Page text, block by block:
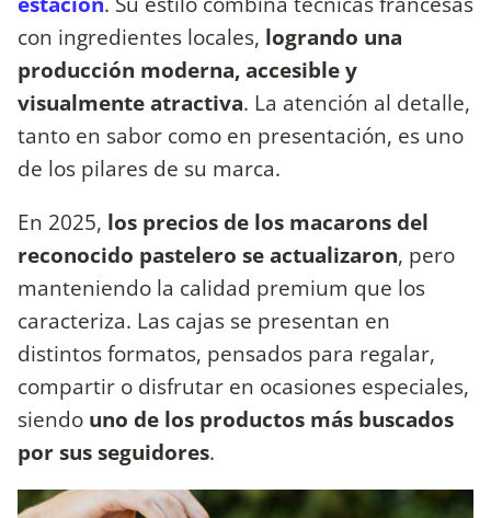
con ingredientes locales, logrando una
producción moderna, accesible y
visualmente atractiva. La atención al detalle,
tanto en sabor como en presentación, es uno
de los pilares de su marca.
En 2025, los precios de los macarons del
reconocido pastelero se actualizaron, pero
manteniendo la calidad premium que los
caracteriza. Las cajas se presentan en
distintos formatos, pensados para regalar,
compartir o disfrutar en ocasiones especiales,
siendo uno de los productos más buscados
por sus seguidores.